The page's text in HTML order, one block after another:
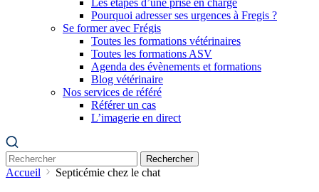
Les étapes d’une prise en charge
Pourquoi adresser ses urgences à Fregis ?
Se former avec Frégis
Toutes les formations vétérinaires
Toutes les formations ASV
Agenda des évènements et formations
Blog vétérinaire
Nos services de référé
Référer un cas
L’imagerie en direct
Rechercher
Accueil Septicémie chez le chat